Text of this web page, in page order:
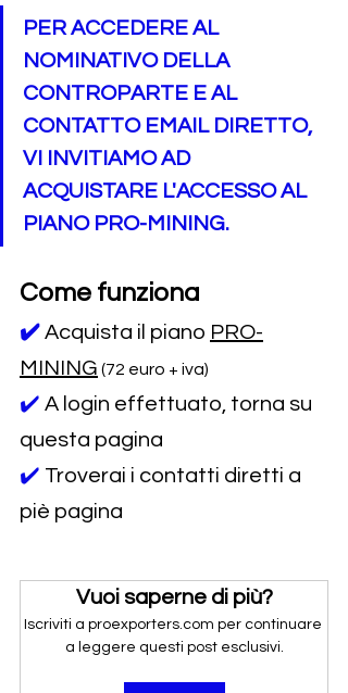
PER ACCEDERE AL
NOMINATIVO DELLA
CONTROPARTE E AL
CONTATTO EMAIL DIRETTO,
VI INVITIAMO AD
ACQUISTARE L'ACCESSO AL
PIANO PRO-MINING.
Come funziona
✔️ Acquista il piano PRO-
MINING (72 euro + iva)
✔️ A login effettuato, torna su
questa pagina
✔️ Troverai i contatti diretti a
piè pagina
Vuoi saperne di più?
Iscriviti a proexporters.com per continuare
a leggere questi post esclusivi.